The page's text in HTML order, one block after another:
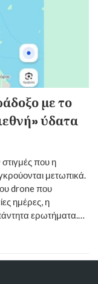
με το
ύδατα
που η
μετωπικά.
drone που
ημέρες, η
ερωτήματα.…